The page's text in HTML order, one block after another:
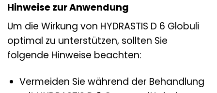
Hinweise zur Anwendung
Um die Wirkung von HYDRASTIS D 6 Globuli
optimal zu unterstützen, sollten Sie
folgende Hinweise beachten:
Vermeiden Sie während der Behandlung